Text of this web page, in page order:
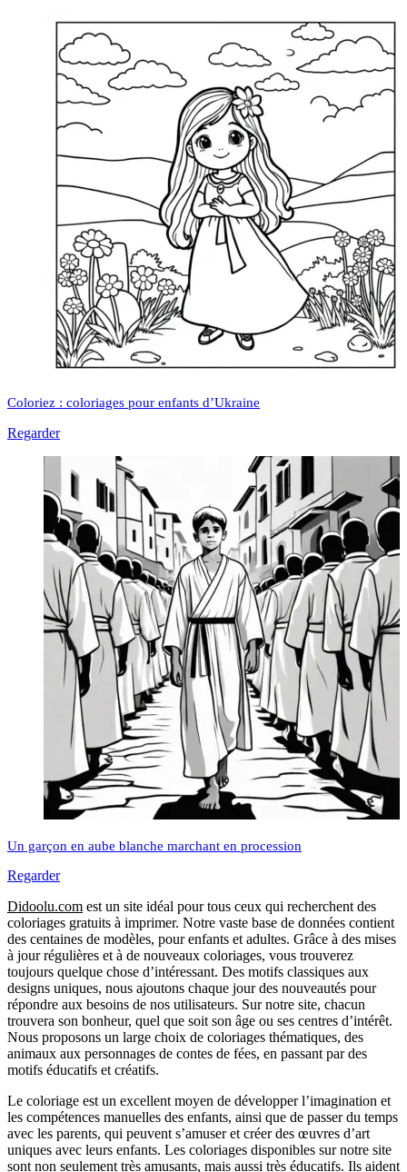
Coloriez : coloriages pour enfants d’Ukraine
Regarder
Un garçon en aube blanche marchant en procession
Regarder
Didoolu.com est un site idéal pour tous ceux qui recherchent des
coloriages gratuits à imprimer. Notre vaste base de données contient
des centaines de modèles, pour enfants et adultes. Grâce à des mises
à jour régulières et à de nouveaux coloriages, vous trouverez
toujours quelque chose d’intéressant. Des motifs classiques aux
designs uniques, nous ajoutons chaque jour des nouveautés pour
répondre aux besoins de nos utilisateurs. Sur notre site, chacun
trouvera son bonheur, quel que soit son âge ou ses centres d’intérêt.
Nous proposons un large choix de coloriages thématiques, des
animaux aux personnages de contes de fées, en passant par des
motifs éducatifs et créatifs.
Le coloriage est un excellent moyen de développer l’imagination et
les compétences manuelles des enfants, ainsi que de passer du temps
avec les parents, qui peuvent s’amuser et créer des œuvres d’art
uniques avec leurs enfants. Les coloriages disponibles sur notre site
sont non seulement très amusants, mais aussi très éducatifs. Ils aident